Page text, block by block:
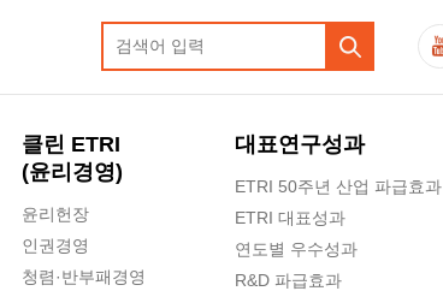
클린 ETRI
(윤리경영)
윤리헌장
인권경영
청렴·반부패경영
대표연구성과
ETRI 50주년 산업 파급효과
ETRI 대표성과
연도별 우수성과
R&D 파급효과